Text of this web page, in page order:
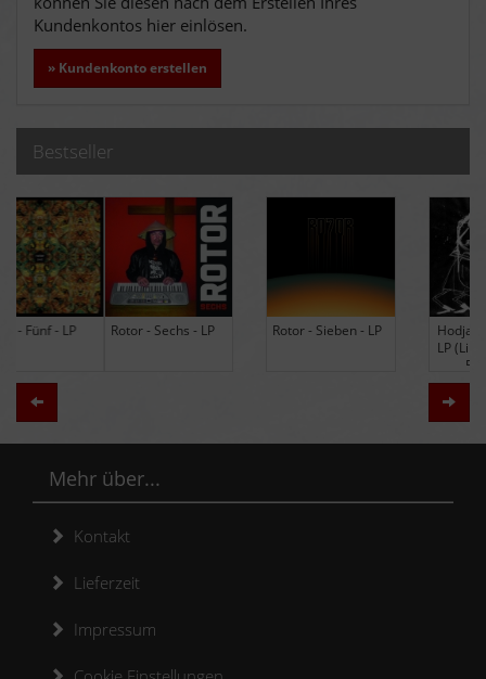
Kundenkontos hier einlösen.
» Kundenkonto erstellen
Bestseller
Rotor - Sechs - LP Rotor - Sieben - LP
Hodja - The Band -
LP (Limited Edition
Zurück
Mehr über...
Kontakt
Lieferzeit
Impressum